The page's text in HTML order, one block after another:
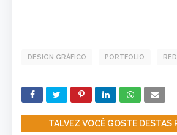
DESIGN GRÁFICO PORTFOLIO
TALVEZ VOCÊ GOSTE DESTAS